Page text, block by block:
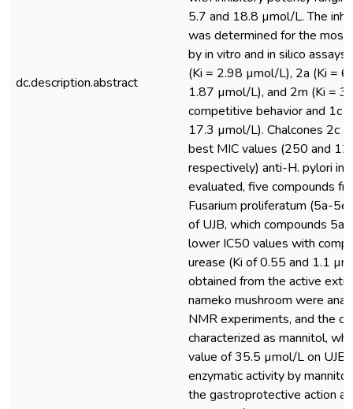
dc.description.abstract
5.7 and 18.8 µmol/L. The
was determined for the most
by in vitro and in silico
(Ki = 2.98 µmol/L), 2a (Ki =
1.87 µmol/L), and 2m (Ki =
competitive behavior and 1c
17.3 µmol/L). Chalcones 2c
best MIC values (250 and
respectively) anti-H. pylori in
evaluated, five compounds
Fusarium proliferatum (5a-
of UJB, which compounds 5a
lower IC50 values with
urease (Ki of 0.55 and 1.1
obtained from the active
nameko mushroom were
NMR experiments, and the
characterized as mannitol,
value of 35.5 µmol/L on UJB.
enzymatic activity by
the gastroprotective action